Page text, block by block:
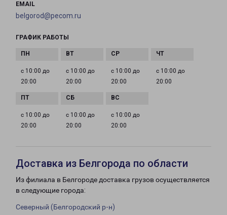
EMAIL
belgorod@pecom.ru
ГРАФИК РАБОТЫ
с 10:00 до
20:00
с 10:00 до
20:00
с 10:00 до
20:00
с 10:00 до
20:00
с 10:00 до
20:00
с 10:00 до
20:00
с 10:00 до
20:00
Доставка из Белгорода по области
Из филиала в Белгороде доставка грузов осуществляется
в следующие города:
Северный (Белгородский р-н)